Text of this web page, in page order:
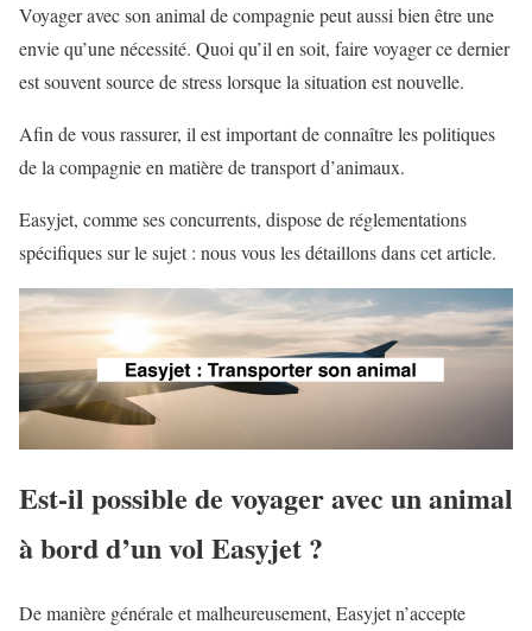
Voyager avec son animal de compagnie peut aussi bien être une
envie qu’une nécessité. Quoi qu’il en soit, faire voyager ce dernier
est souvent source de stress lorsque la situation est nouvelle.
Afin de vous rassurer, il est important de connaître les politiques
de la compagnie en matière de transport d’animaux.
Easyjet, comme ses concurrents, dispose de réglementations
spécifiques sur le sujet : nous vous les détaillons dans cet article.
Est-il possible de voyager avec un animal
à bord d’un vol Easyjet ?
De manière générale et malheureusement, Easyjet n’accepte